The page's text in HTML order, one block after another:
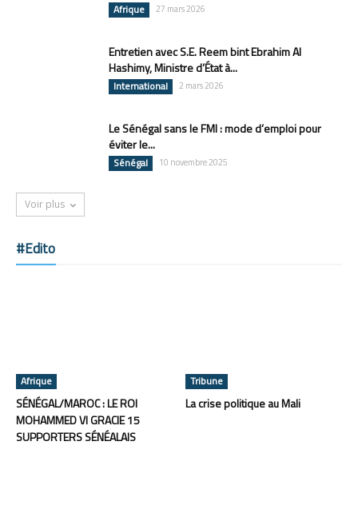
Afrique 27 mars 2026
Entretien avec S.E. Reem bint Ebrahim Al
Hashimy, Ministre d’État à...
International 2 mars 2026
Le Sénégal sans le FMI : mode d’emploi pour
éviter le...
Sénégal 10 novembre 2025
Voir plus
#Edito
Afrique
SÉNÉGAL/MAROC : LE ROI
MOHAMMED VI GRACIE 15
SUPPORTERS SÉNÉALAIS
Tribune
La crise politique au Mali